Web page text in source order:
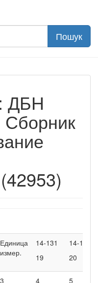
ДБН
Единица
измер.
14-131
19
14-131
20
3 4 5